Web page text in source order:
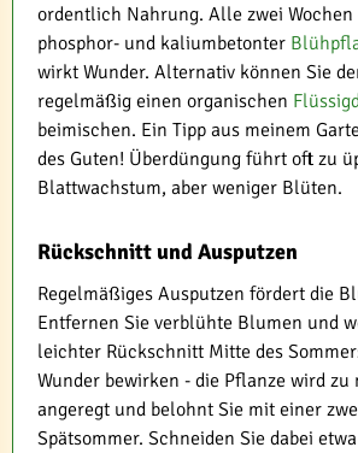
ordentlich Nahrung. Alle zwei Wochen
phosphor- und kaliumbetonter
wirkt Wunder. Alternativ können Sie
regelmäßig einen organischen
beimischen. Ein Tipp aus meinem
des Guten! Überdüngung führt oft zu
Blattwachstum, aber weniger Blüten.
Rückschnitt und Ausputzen
Regelmäßiges Ausputzen fördert die
Entfernen Sie verblühte Blumen und
leichter Rückschnitt Mitte des
Wunder bewirken - die Pflanze wird zu
angeregt und belohnt Sie mit einer
Spätsommer. Schneiden Sie dabei